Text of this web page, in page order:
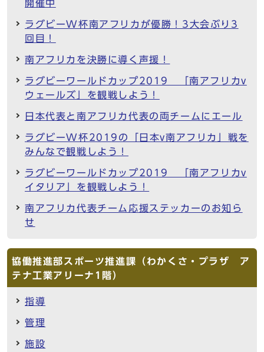
開催中
ラグビーW杯南アフリカが優勝！3大会ぶり3
回目！
南アフリカを決勝に導く声援！
ラグビーワールドカップ2019 「南アフリカv
ウェールズ」を観戦しよう！
日本代表と南アフリカ代表の両チームにエール
ラグビーW杯2019の「日本v南アフリカ」戦を
みんなで観戦しよう！
ラグビーワールドカップ2019 「南アフリカv
イタリア」を観戦しよう！
南アフリカ代表チーム応援ステッカーのお知ら
せ
協働推進部スポーツ推進課（わかくさ・プラザ ア
テナ工業アリーナ1階）
指導
管理
施設